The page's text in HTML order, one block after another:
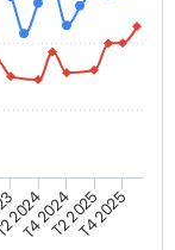
2024
T4 2024T2 2025T4 2025